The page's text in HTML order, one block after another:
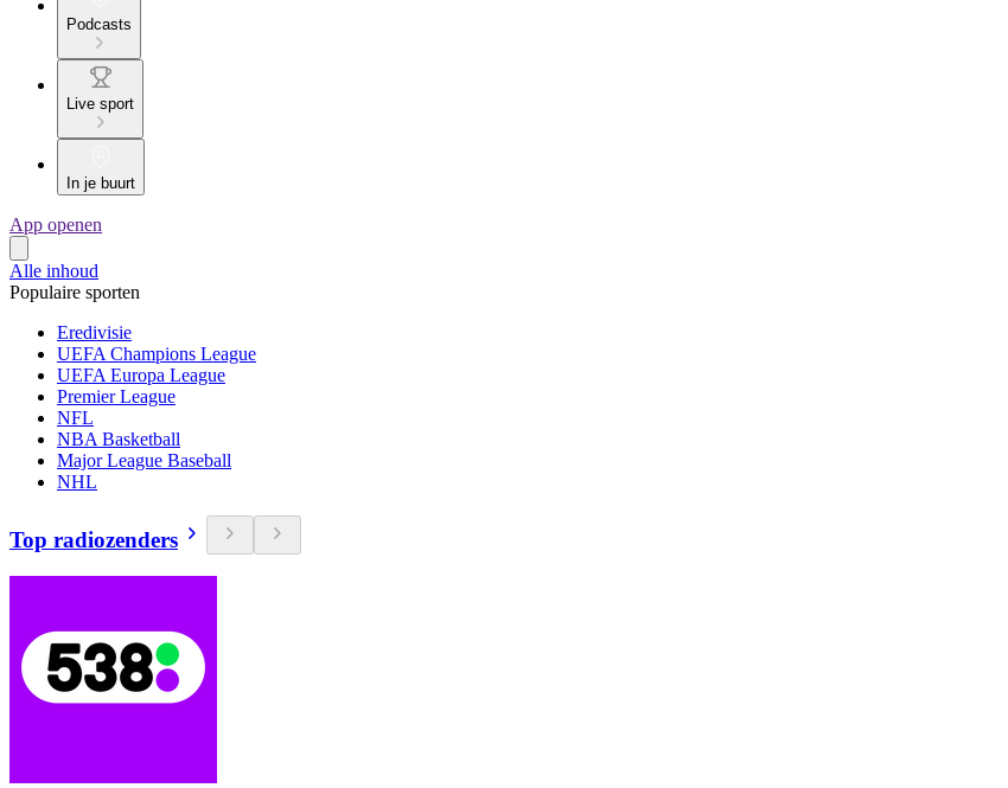
Podcasts
Live sport
In je buurt
App openen
Alle inhoud
Populaire sporten
Eredivisie
UEFA Champions League
UEFA Europa League
Premier League
NFL
NBA Basketball
Major League Baseball
NHL
Top radiozenders